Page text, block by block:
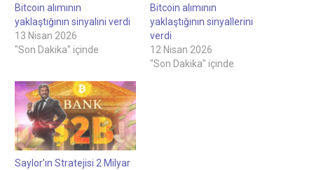
Bitcoin alımının
yaklaştığının sinyalini verdi
13 Nisan 2026
"Son Dakika" içinde
Bitcoin alımının
yaklaştığının sinyallerini
verdi
12 Nisan 2026
"Son Dakika" içinde
Saylor’ın Stratejisi 2 Milyar